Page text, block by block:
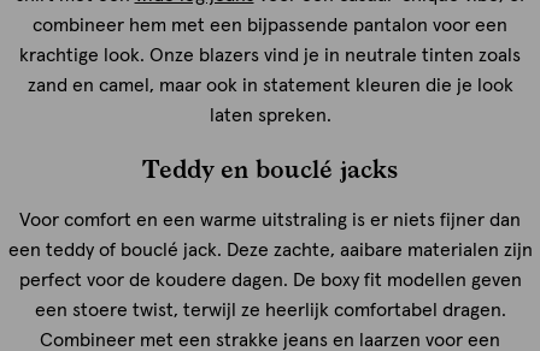
combineer hem met een bijpassende pantalon voor een
krachtige look. Onze blazers vind je in neutrale tinten zoals
zand en camel, maar ook in statement kleuren die je look
laten spreken.
Teddy en bouclé jacks
Voor comfort en een warme uitstraling is er niets fijner dan
een teddy of bouclé jack. Deze zachte, aaibare materialen zijn
perfect voor de koudere dagen. De boxy fit modellen geven
een stoere twist, terwijl ze heerlijk comfortabel dragen.
Combineer met een strakke jeans en laarzen voor een